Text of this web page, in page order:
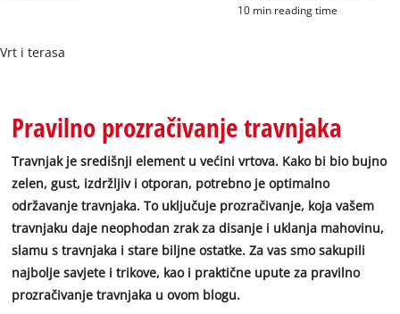
10 min reading time
Vrt i terasa
Pravilno prozračivanje travnjaka
Travnjak je središnji element u većini vrtova. Kako bi bio bujno
zelen, gust, izdržljiv i otporan, potrebno je optimalno
održavanje travnjaka. To uključuje prozračivanje, koja vašem
travnjaku daje neophodan zrak za disanje i uklanja mahovinu,
slamu s travnjaka i stare biljne ostatke. Za vas smo sakupili
najbolje savjete i trikove, kao i praktične upute za pravilno
prozračivanje travnjaka u ovom blogu.